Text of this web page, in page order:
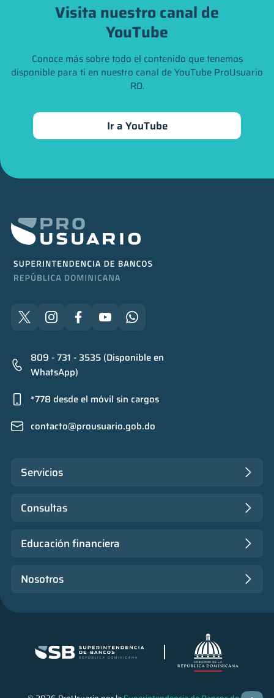
Visita nuestro canal de
YouTube
Conoce más sobre todo el contenido que tenemos
disponible para ti en nuestro canal de YouTube ProUsuario
RD.
Ir a YouTube
809 - 731 - 3535 (Disponible en
WhatsApp)
*778 desde el móvil sin cargos
contacto@prousuario.gob.do
Servicios
Consultas
Educación financiera
Nosotros